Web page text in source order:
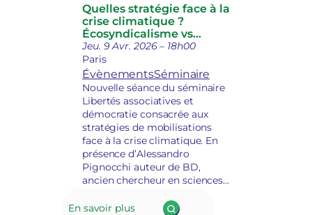
Quelles stratégie face à la
crise climatique ?
Écosyndicalisme vs
alternatives
Jeu. 9 Avr. 2026 – 18h00
Paris
ÉvènementsSéminaire
Nouvelle séance du séminaire
Libertés associatives et
démocratie consacrée aux
stratégies de mobilisations
face à la crise climatique. En
présence d’Alessandro
Pignocchi auteur de BD,
ancien chercheur en sciences
Soulèvements de la terre,
En savoir plus